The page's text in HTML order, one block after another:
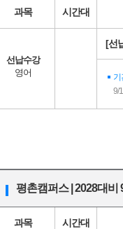
과목 시간대
선납수강
영어
[선
기
9/
평촌캠퍼스 | 2028대
과목 시간대